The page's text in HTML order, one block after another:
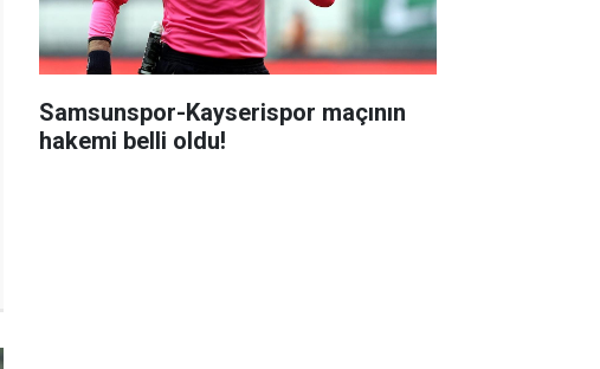
Samsunspor-Kayserispor maçının
hakemi belli oldu!